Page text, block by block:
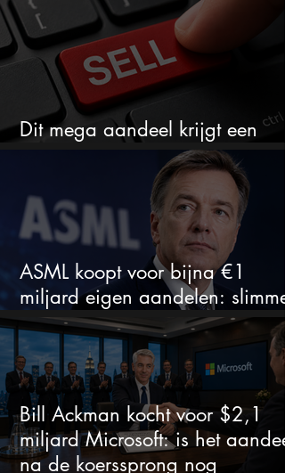
Dit mega aandeel krijgt een
zeldzaam verkoopadvies
ASML koopt voor bijna €1
miljard eigen aandelen: slimme
zet of dure timing?
Bill Ackman kocht voor $2,1
miljard Microsoft: is het aandeel
na de koerssprong nog